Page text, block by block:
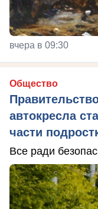
вчера в 09:30
Общество
автокресла
части
Все ради